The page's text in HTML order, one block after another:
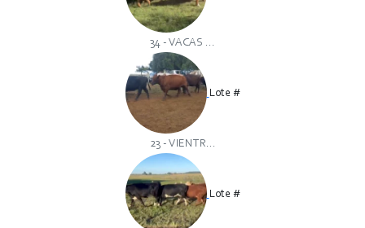
34 - VACAS ...
Lote #
23 - VIENTR...
Lote #